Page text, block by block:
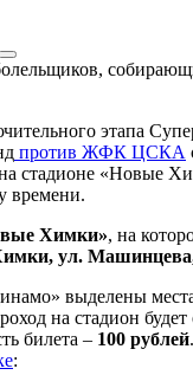
этапа
против ЖФК ЦСКА
стадионе «Новые
времени.
Химки», на
ул.
выделены
на стадион будет
билета – 100 рублей
: